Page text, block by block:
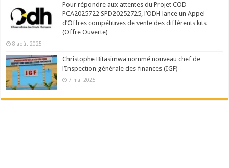
Pour répondre aux attentes du Projet COD
PCA2025722 SPD20252725, l’ODH lance un Appel
d’Offres compétitives de vente des différents kits
(Offre Ouverte)
8 août 2025
Christophe Bitasimwa nommé nouveau chef de
l’Inspection générale des finances (IGF)
7 mai 2025